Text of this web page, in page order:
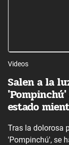
Videos
Salen a la
'Pompinchú'
estado
Tras la dolorosa
'Pompinchú', se